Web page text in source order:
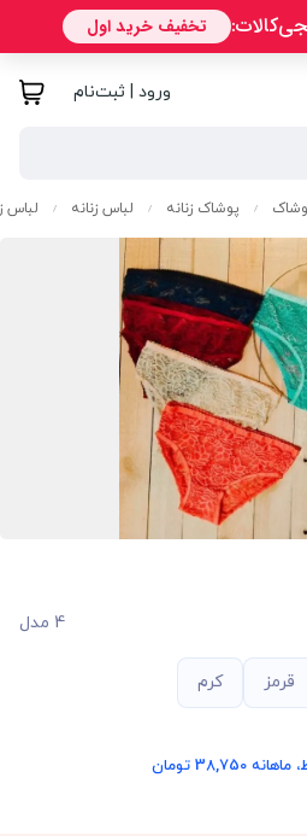
ورود | ثبت‌نام
/ پوشاک زنانه / لباس زنانه / لباس
4 مدل
قرمز کرم